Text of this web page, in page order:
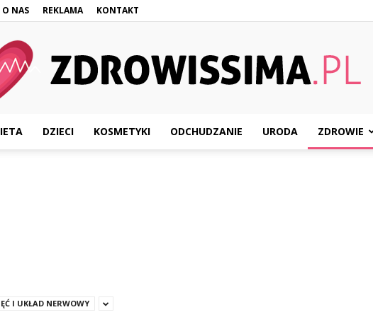
O NAS REKLAMA KONTAKT
DZIECI KOSMETYKI ODCHUDZANIE URODA ZDROWIE
I UKŁAD NERWOWY